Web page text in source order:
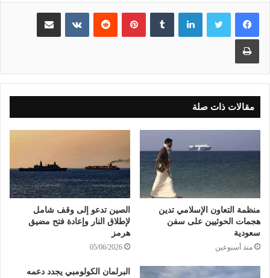
لينكدإن بينتيريست مشاركة عبر البريد
طباعة
مقالات ذات صلة
منظمة التعاون الإسلامي تدين
هجمات الحوثيين على سفن
سعودية
منذ أسبوعين
الصين تدعو إلى وقف شامل
لإطلاق النار وإعادة فتح مضيق
هرمز
05/06/2026
البرلمان الكولومبي يجدد دعمه